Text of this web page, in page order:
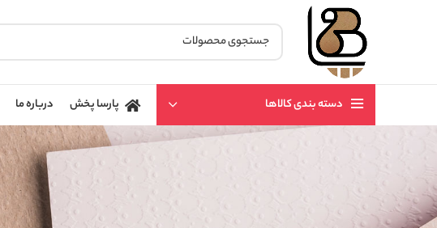
دسته بندی کالاها پارسا پخش درباره ما